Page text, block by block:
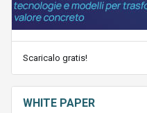
Scaricalo gratis!
WHITE PAPER